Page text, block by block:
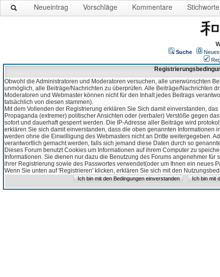
Neueintrag Vorschläge Kommentare Stichworte
Suche
Obwohl die Administratoren und Moderatoren versuchen, alle unerwünschten
unmöglich, alle Beiträge/Nachrichten zu überprüfen. Alle Beiträge/Nachrichten
Moderatoren und Webmaster können nicht für den Inhalt jedes Beitrags
tatsächlich von diesen stammen).
Mit dem Vollenden der Registrierung erklären Sie Sich damit einverstanden,
Propaganda (extremer) politischer Ansichten oder (verbaler) Verstöße gegen
sofort und dauerhaft gesperrt werden. Die IP-Adresse aller Beiträge wird
erklären Sie sich damit einverstanden, dass die oben genannten Informationen
werden ohne die Einwilligung des Webmasters nicht an Dritte weitergegeben.
verantwortlich gemacht werden, falls sich jemand diese Daten durch so
Dieses Forum benutzt Cookies um Informationen auf ihrem Computer zu
Informationen. Sie dienen nur dazu die Benutzung des Forums angenehmer
ihrer Registrierung sowie des Passwortes verwendet(oder um Ihnen ein neues
Wenn Sie unten auf 'Registrieren' klicken, erklären Sie sich mit den